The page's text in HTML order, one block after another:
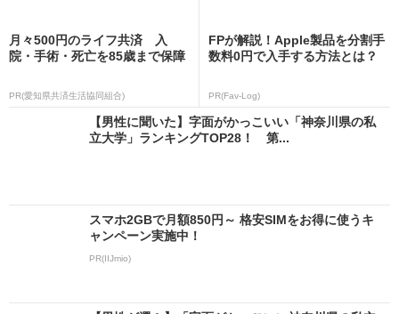
月々500円のライフ共済 入
院・手術・死亡を85歳まで保障
PR(愛知県共済生活協同組合)
FPが解説！Apple製品を分割手
数料0円で入手する方法とは？
PR(Fav-Log)
【男性に聞いた】字面がかっこいい「神奈川県の私
立大学」ランキングTOP28！ 第...
スマホ2GBで月額850円～ 格安SIMをお得に使うキ
ャンペーン実施中！
PR(IIJmio)